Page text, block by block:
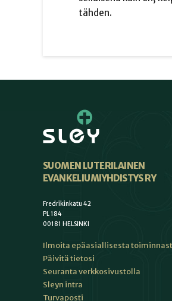
tähden.
SUOMEN LUTERILAINEN
EVANKELIUMIYHDISTYS RY
Fredrikinkatu 42
PL 184
00181 HELSINKI
Ilmoita epäasiallisesta
Päivitä tietosi
Seuranta verkkosivustolla
Sleyn intra
Turvaposti